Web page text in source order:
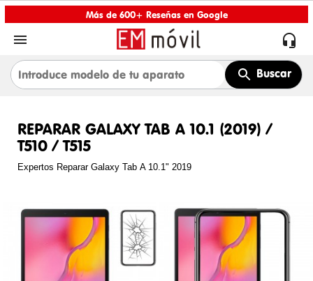
Más de 600+ Reseñas en Google
 
Buscar
REPARAR GALAXY TAB A 10.1 (2019) /
T510 / T515
Expertos Reparar Galaxy Tab A 10.1" 2019